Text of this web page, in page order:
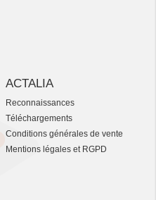
ACTALIA
Reconnaissances
Téléchargements
Conditions générales de vente
Mentions légales et RGPD